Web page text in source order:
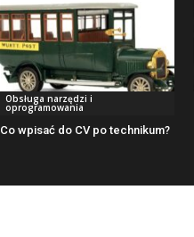
Obsługa narzędzi i
oprogramowania
Co wpisać do CV po technikum?